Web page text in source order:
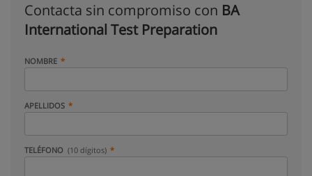
Contacta sin compromiso con BA
International Test Preparation
NOMBRE
APELLIDOS
TELÉFONO (10 dígitos)